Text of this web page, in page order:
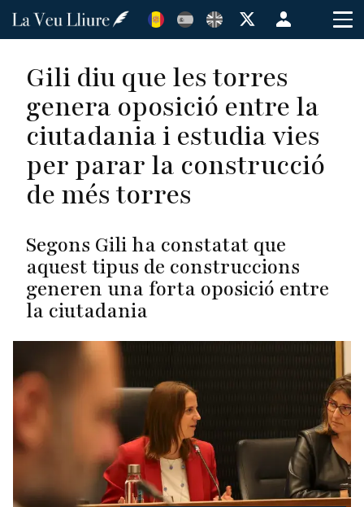
Vés
Menú
de
de
usuario
Gili diu que les torres
genera oposició entre la
ciutadania i estudia vies
per parar la construcció
de més torres
Segons Gili ha constatat que
aquest tipus de construccions
generen una forta oposició entre
la ciutadania